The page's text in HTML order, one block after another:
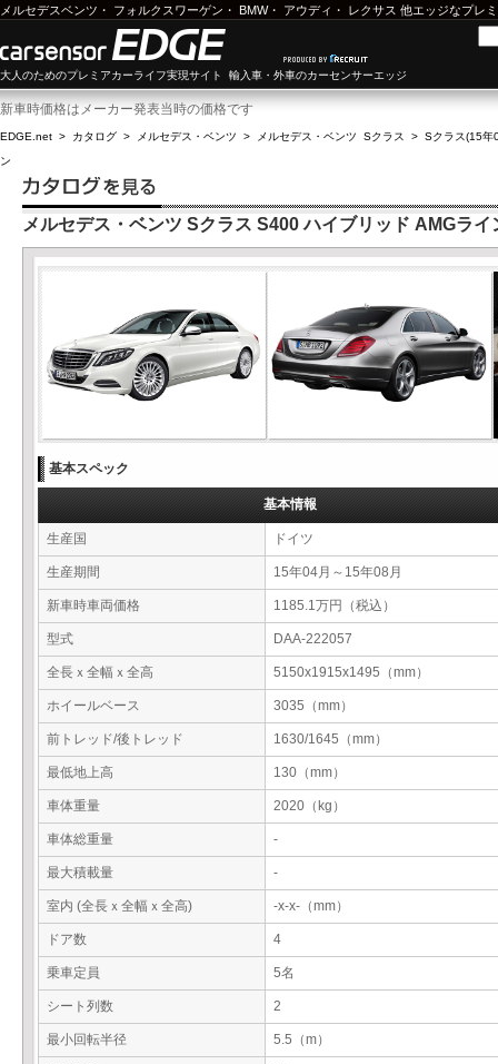
メルセデスベンツ ・ フォルクスワーゲン ・ BMW・ アウディ ・ レクサス 他エッジなプレ
大人のためのプレミアカーライフ実現サイト 輸入車・外車のカーセンサーエッジ
新車時価格はメーカー発表当時の価格です
EDGE.net > カタログ > メルセデス・ベンツ > メルセデス・ベンツ Sクラス > Sクラス(15年
ン
メルセデス・ベンツ Sクラス S400 ハイブリッド AMGライ
基本スペック
基本情報
生産国 ドイツ
生産期間 15年04月～15年08月
新車時車両価格 1185.1万円（税込）
型式 DAA-222057
全長ｘ全幅ｘ全高 5150x1915x1495（mm）
ホイールベース 3035（mm）
前トレッド/後トレッド 1630/1645（mm）
最低地上高 130（mm）
車体重量 2020（kg）
車体総重量 -
最大積載量 -
室内 (全長ｘ全幅ｘ全高) -x-x-（mm）
ドア数 4
乗車定員 5名
シート列数 2
最小回転半径 5.5（m）